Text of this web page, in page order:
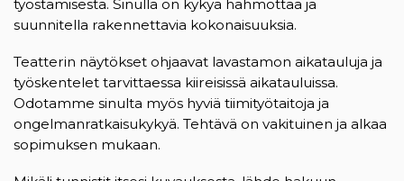
työstämisestä. Sinulla on kykyä hahmottaa ja
suunnitella rakennettavia kokonaisuuksia.
Teatterin näytökset ohjaavat lavastamon aikatauluja ja
työskentelet tarvittaessa kiireisissä aikatauluissa.
Odotamme sinulta myös hyviä tiimityötaitoja ja
ongelmanratkaisukykyä. Tehtävä on vakituinen ja alkaa
sopimuksen mukaan.